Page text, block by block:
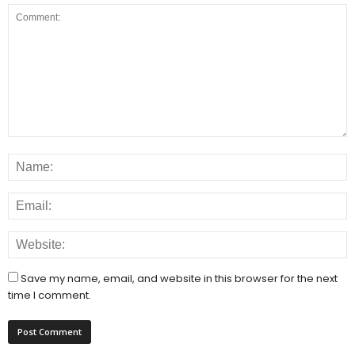
Save my name, email, and website in this browser for the next
time I comment.